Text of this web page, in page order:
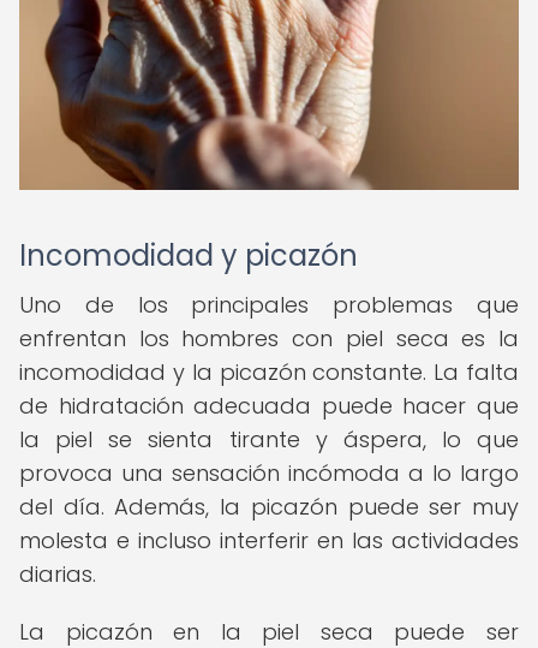
Incomodidad y picazón
Uno de los principales problemas que
enfrentan los hombres con piel seca es la
incomodidad y la picazón constante. La falta
de hidratación adecuada puede hacer que
la piel se sienta tirante y áspera, lo que
provoca una sensación incómoda a lo largo
del día. Además, la picazón puede ser muy
molesta e incluso interferir en las actividades
diarias.
La picazón en la piel seca puede ser